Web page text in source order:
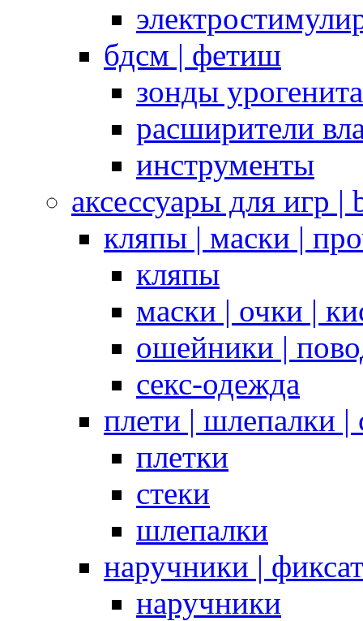
бдсм | фетиш
зонды
расширители
инструменты
аксессуары для игр |
кляпы | маски |
кляпы
маски | очки |
ошейники |
секс-одежда
плети | шлепалки |
плетки
стеки
шлепалки
наручники |
наручники